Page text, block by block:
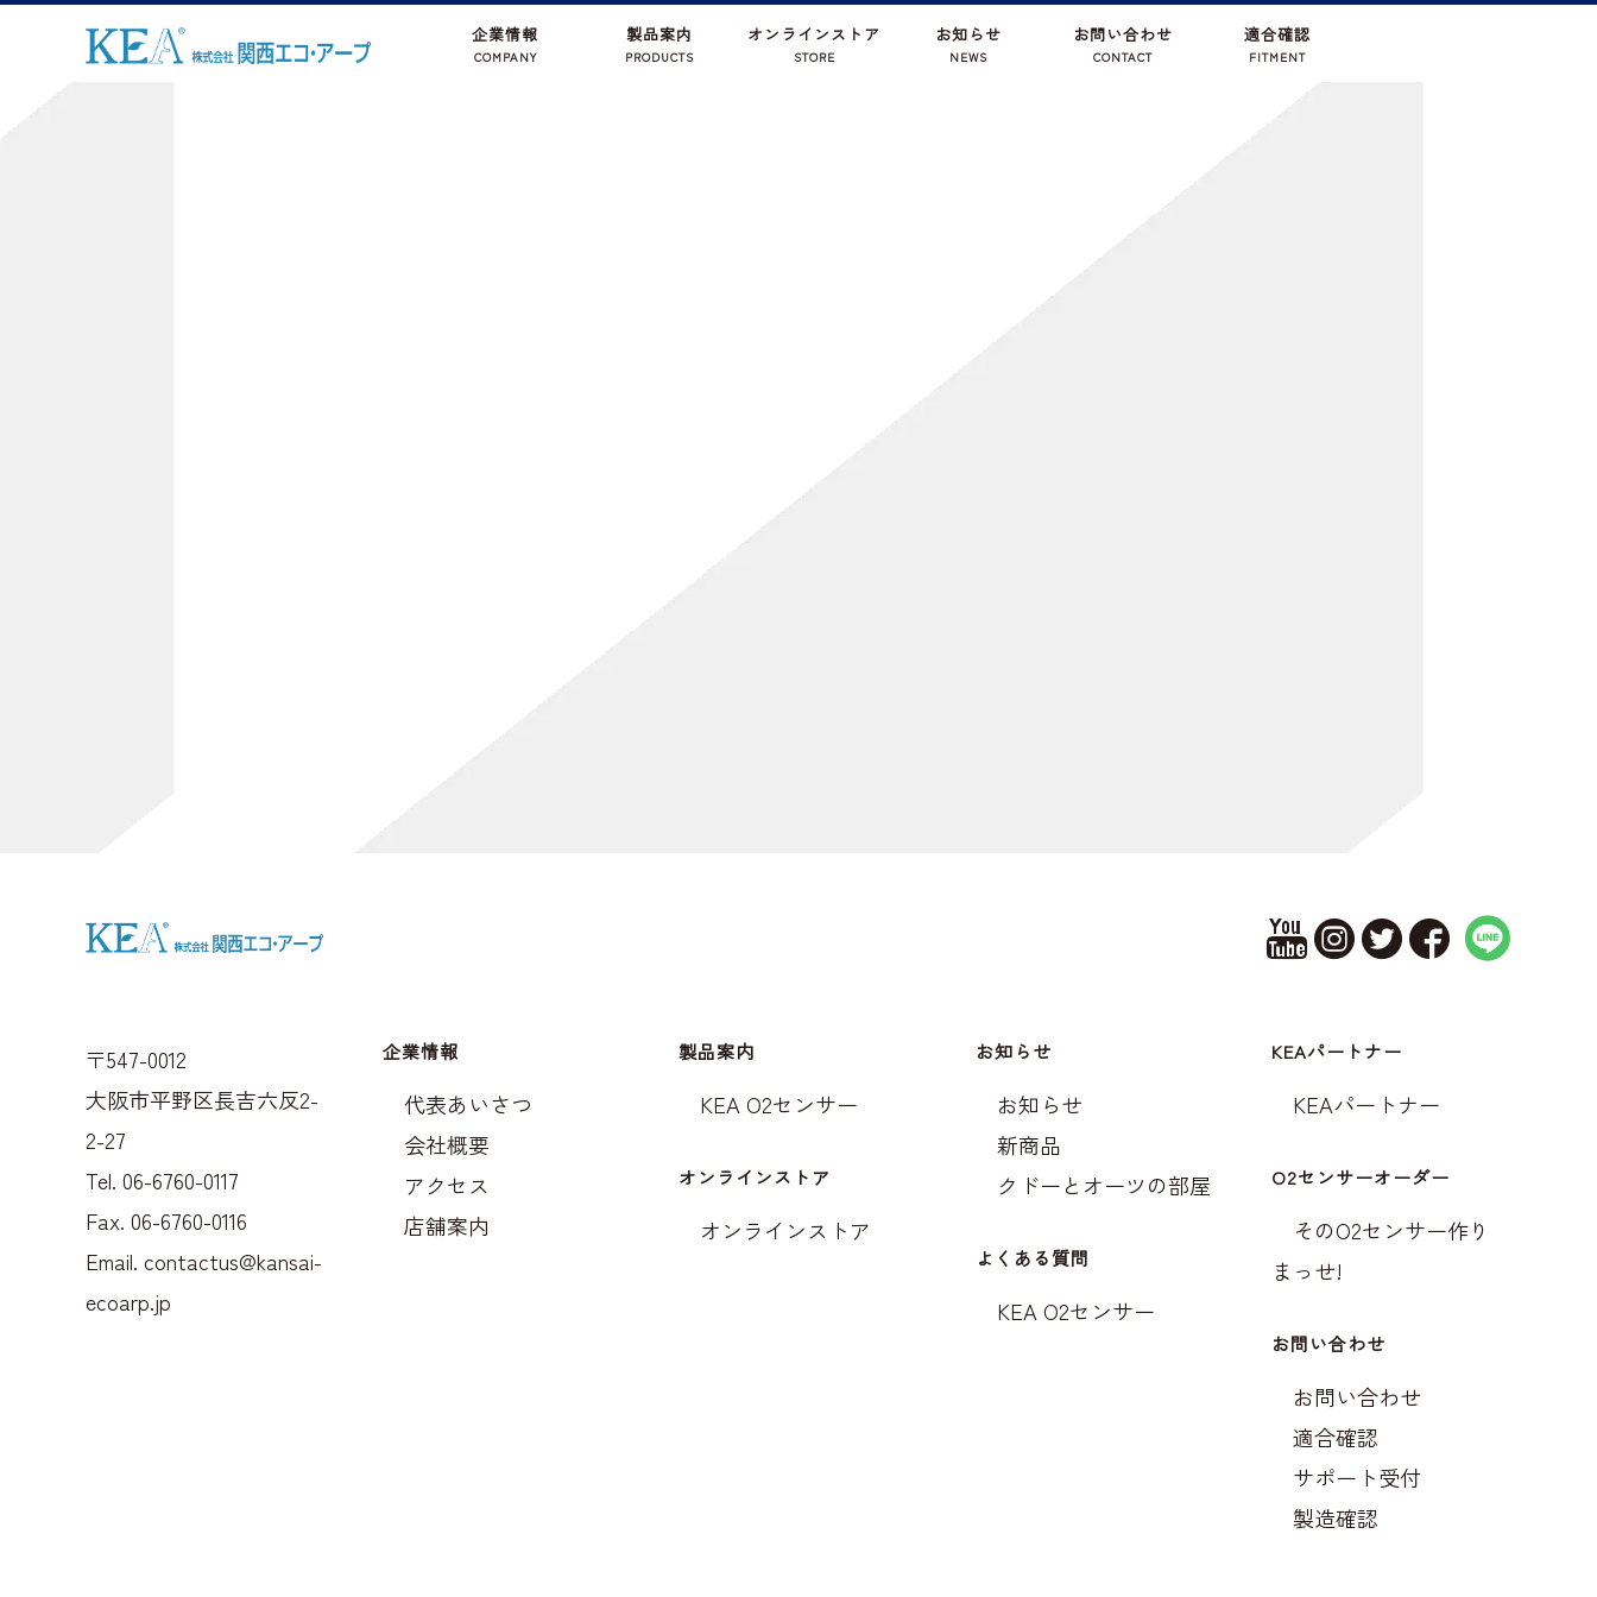
企業情報
COMPANY
製品案内
PRODUCTS
オンラインストア
STORE
お知らせ
NEWS
お問い合わせ
CONTACT
適合確認
FITMENT
〒547-0012
大阪市平野区長吉六反2-
2-27
Tel. 06-6760-0117
Fax. 06-6760-0116
Email. contactus@kansai-
ecoarp.jp
企業情報
代表あいさつ
会社概要
アクセス
店舗案内
製品案内
KEA O2センサー
オンラインストア
オンラインストア
お知らせ
お知らせ
新商品
クドーとオーツの部屋
よくある質問
KEA O2センサー
KEAパートナー
KEAパートナー
O2センサーオーダー
そのO2センサー作り
まっせ!
お問い合わせ
お問い合わせ
適合確認
サポート受付
製造確認